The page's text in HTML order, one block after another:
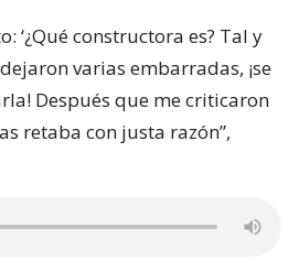
‘¿Qué constructora es? Tal y
varias embarradas, ¡se
Después que me criticaron
retaba con justa razón”,